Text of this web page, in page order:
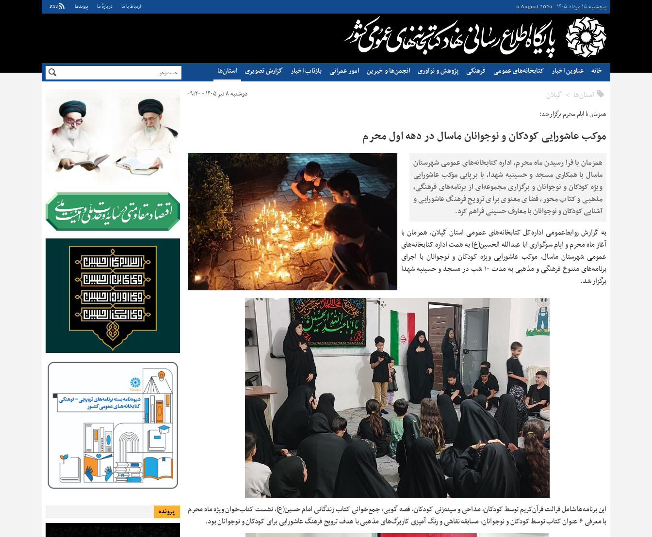
پنجشنبه ۱۵ مرداد ۱۴۰۵ - 6 August 2026 ارتباط با ما دربارهٔ ما پيوندها RSS
خانه عناوین اخبار کتابخانه‌های عمومی فرهنگی پژوهش و نوآوری انجمن‌ها و خیرین امور عمرانی بازتاب اخبار گزارش تصویری استان‌ها
استان‌ها گيلان دوشنبه ۸ تیر ۱۴۰۵ - ۰۹:۲۰
همزمان با ایام محرم برگزار شد؛
موکب عاشورایی کودکان و نوجوانان ماسال در دهه اول محرم
همزمان با فرا رسیدن ماه محرم، اداره کتابخانه‌های عمومی شهرستان
ماسال با همکاری مسجد و حسینیه شهدا، با برپایی موکب عاشورایی
ویژه کودکان و نوجوانان و برگزاری مجموعه‌ای از برنامه‌های فرهنگی،
مذهبی و کتاب محور، فضای معنوی برای ترویج فرهنگ عاشورایی و
آشنایی کودکان و نوجوانان با معارف حسینی فراهم کرد.
به گزارش روابط‌عمومی اداره‌کل کتابخانه‌های عمومی استان گیلان، همزمان با
آغاز ماه محرم و ایام سوگواری ابا عبدالله الحسین(ع) به همت اداره کتابخانه‌های
عمومی شهرستان ماسال، موکب عاشورایی ویژه کودکان و نوجوانان با اجرای
برنامه‌های متنوع فرهنگی و مذهبی به مدت ۱۰ شب در مسجد و حسینیه شهدا
برگزار شد.
این برنامه‌ها شامل قرائت قرآن‌کریم توسط کودکان، مداحی و سینه‌زنی کودکان، قصه گویی، جمع‌خوانی کتاب زندگانی امام حسین(ع)، نشست کتاب‌خوان ویژه ماه محرم
با معرفی ۶ عنوان کتاب توسط کودکان و نوجوانان، مسابقه نقاشی و رنگ آمیزی کاربرگ‌های مذهبی با هدف ترویج فرهنگ عاشورایی برای کودکان و نوجوانان بود.
پرونده